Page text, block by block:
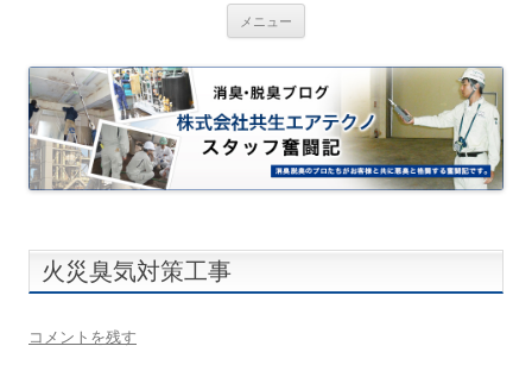
メニュー
火災臭気対策工事
コメントを残す